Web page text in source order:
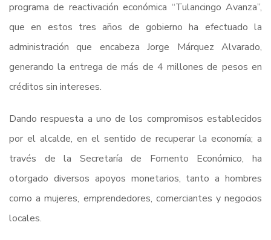
programa de reactivación económica “Tulancingo Avanza”,
que en estos tres años de gobierno ha efectuado la
administración que encabeza Jorge Márquez Alvarado,
generando la entrega de más de 4 millones de pesos en
créditos sin intereses.
Dando respuesta a uno de los compromisos establecidos
por el alcalde, en el sentido de recuperar la economía; a
través de la Secretaría de Fomento Económico, ha
otorgado diversos apoyos monetarios, tanto a hombres
como a mujeres, emprendedores, comerciantes y negocios
locales.